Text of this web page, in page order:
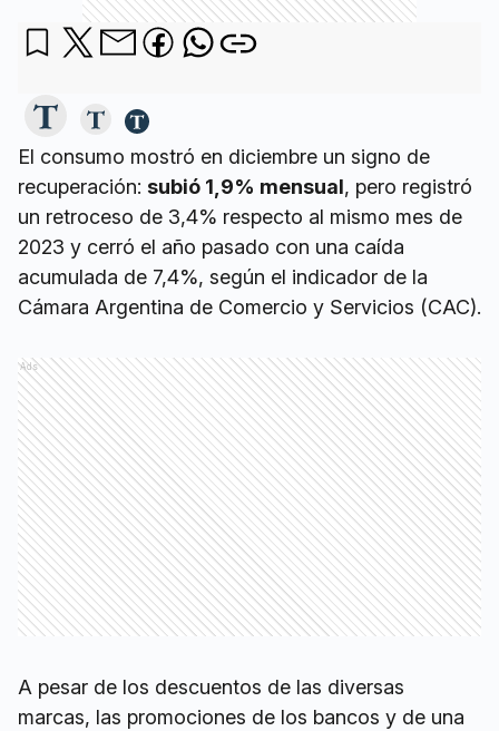
El consumo mostró en diciembre un signo de
recuperación: subió 1,9% mensual, pero registró
un retroceso de 3,4% respecto al mismo mes de
2023 y cerró el año pasado con una caída
acumulada de 7,4%, según el indicador de la
Cámara Argentina de Comercio y Servicios (CAC).
Ads
A pesar de los descuentos de las diversas
marcas, las promociones de los bancos y de una